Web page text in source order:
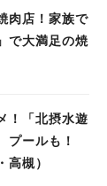
肉店！家族で
で大満足の焼
！「北摂水遊
プールも！
高槻）